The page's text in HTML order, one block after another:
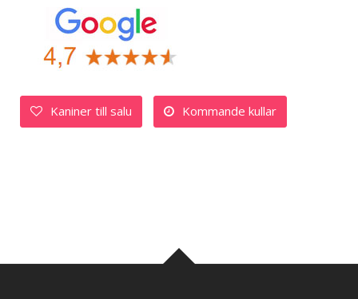
Kaniner till salu Kommande kullar